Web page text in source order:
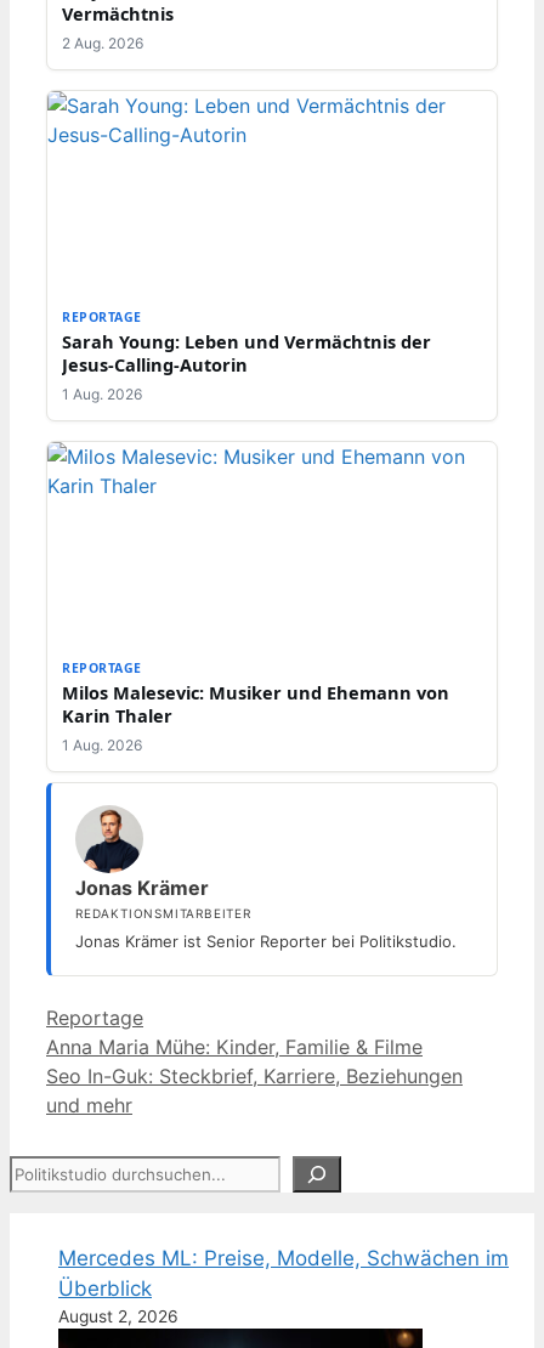
Vermächtnis
2 Aug. 2026
REPORTAGE
Sarah Young: Leben und Vermächtnis der
Jesus-Calling-Autorin
1 Aug. 2026
REPORTAGE
Milos Malesevic: Musiker und Ehemann von
Karin Thaler
1 Aug. 2026
Jonas Krämer
REDAKTIONSMITARBEITER
Jonas Krämer ist Senior Reporter bei Politikstudio.
Kategorien
Reportage
Anna Maria Mühe: Kinder, Familie & Filme
Seo In-Guk: Steckbrief, Karriere, Beziehungen
und mehr
Suchen
Mercedes ML: Preise, Modelle, Schwächen im
Überblick
August 2, 2026